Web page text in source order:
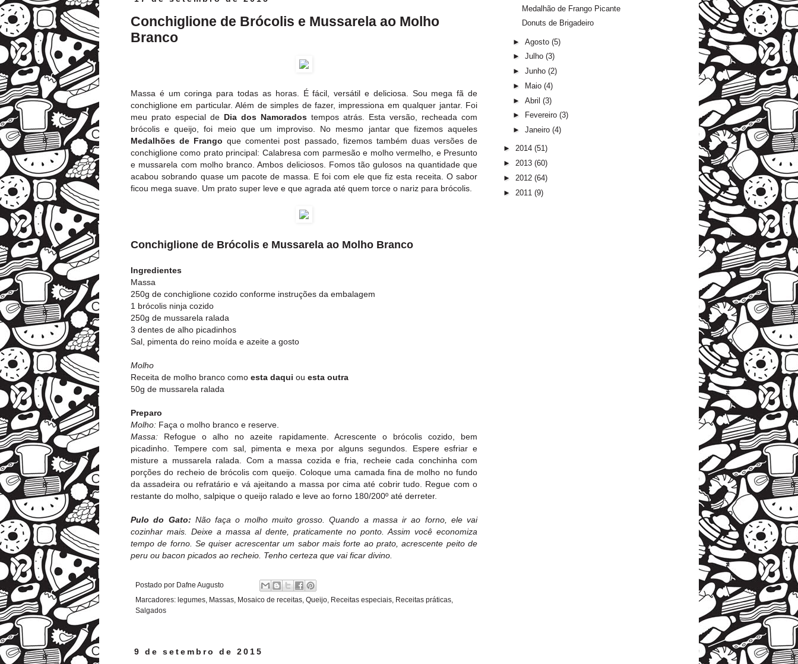
Conchiglione de Brócolis e Mussarela ao Molho
Branco
Massa é um coringa para todas as horas. É fácil, versátil e deliciosa. Sou mega fã de
conchiglione em particular. Além de simples de fazer, impressiona em qualquer jantar. Foi
meu prato especial de Dia dos Namorados tempos atrás. Esta versão, recheada com
brócolis e queijo, foi meio que um improviso. No mesmo jantar que fizemos aqueles
Medalhões de Frango que comentei post passado, fizemos também duas versões de
conchiglione como prato principal: Calabresa com parmesão e molho vermelho, e Presunto
e mussarela com molho branco. Ambos deliciosos. Fomos tão gulosos na quantidade que
acabou sobrando quase um pacote de massa. E foi com ele que fiz esta receita. O sabor
ficou mega suave. Um prato super leve e que agrada até quem torce o nariz para brócolis.
Conchiglione de Brócolis e Mussarela ao Molho Branco
Ingredientes
Massa
250g de conchiglione cozido conforme instruções da embalagem
1 brócolis ninja cozido
250g de mussarela ralada
3 dentes de alho picadinhos
Sal, pimenta do reino moída e azeite a gosto
Molho
Receita de molho branco como esta daqui ou esta outra
50g de mussarela ralada
Preparo
Molho: Faça o molho branco e reserve.
Massa: Refogue o alho no azeite rapidamente. Acrescente o brócolis cozido, bem
picadinho. Tempere com sal, pimenta e mexa por alguns segundos. Espere esfriar e
misture a mussarela ralada. Com a massa cozida e fria, recheie cada conchinha com
porções do recheio de brócolis com queijo. Coloque uma camada fina de molho no fundo
da assadeira ou refratário e vá ajeitando a massa por cima até cobrir tudo. Regue com o
restante do molho, salpique o queijo ralado e leve ao forno 180/200º até derreter.
Pulo do Gato: Não faça o molho muito grosso. Quando a massa ir ao forno, ele vai
cozinhar mais. Deixe a massa al dente, praticamente no ponto. Assim você economiza
tempo de forno. Se quiser acrescentar um sabor mais forte ao prato, acrescente peito de
peru ou bacon picados ao recheio. Tenho certeza que vai ficar divino.
Postado por Dafne Augusto
Marcadores: legumes Massas Mosaico de receitas Queijo Receitas especiais Receitas práticas
Salgados
9 de setembro de 2015
Medalhão de Frango Picante
Donuts de Brigadeiro
► Agosto (5)
► Julho (3)
► Junho (2)
►
Maio (4)
► Abril (3)
►
Fevereiro (3)
► Janeiro (4)
► 2014 (51)
► 2013 (60)
► 2012 (64)
► 2011 (9)